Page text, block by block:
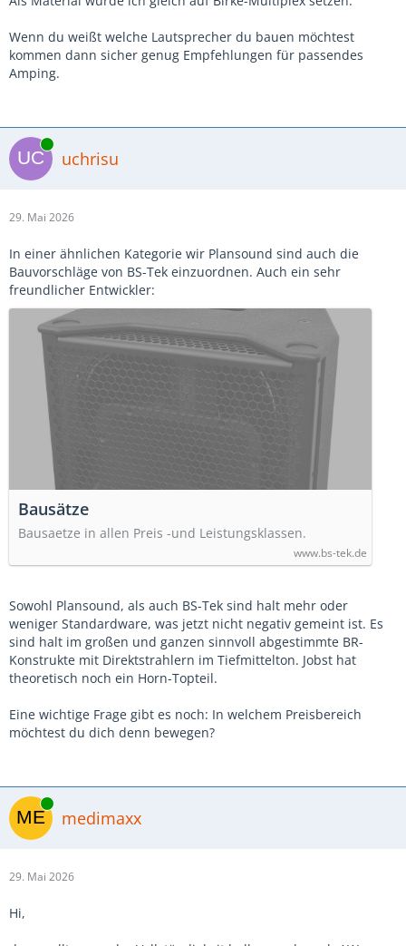
Wenn du weißt welche Lautsprecher du bauen möchtest
kommen dann sicher genug Empfehlungen für passendes
Amping.
Online
uchrisu
29. Mai 2026
In einer ähnlichen Kategorie wir Plansound sind auch die
Bauvorschläge von BS-Tek einzuordnen. Auch ein sehr
freundlicher Entwickler:
Bausätze
Bausaetze in allen Preis -und Leistungsklassen.
www.bs-tek.de
Sowohl Plansound, als auch BS-Tek sind halt mehr oder
weniger Standardware, was jetzt nicht negativ gemeint ist. Es
sind halt im großen und ganzen sinnvoll abgestimmte BR-
Konstrukte mit Direktstrahlern im Tiefmittelton. Jobst hat
theoretisch noch ein Horn-Topteil.
Eine wichtige Frage gibt es noch: In welchem Preisbereich
möchtest du dich denn bewegen?
Online
medimaxx
29. Mai 2026
Hi,